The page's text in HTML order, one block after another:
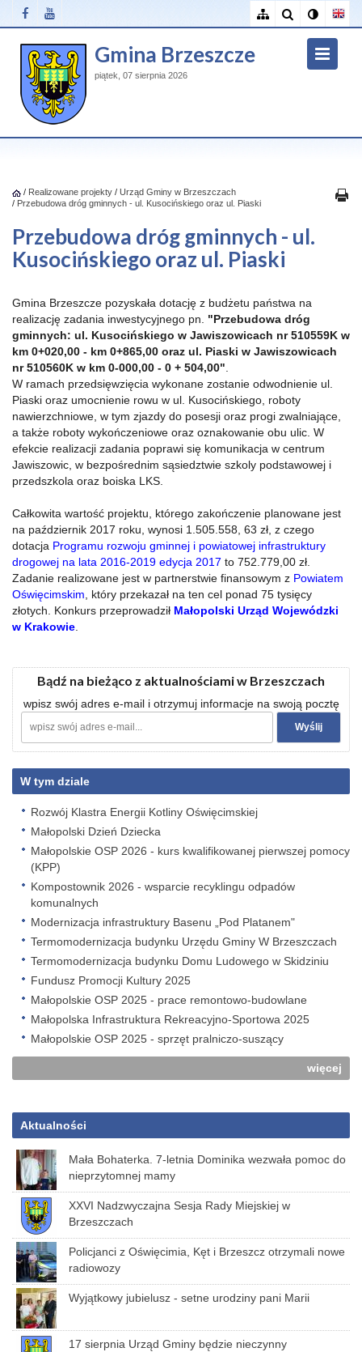
Gmina Brzeszcze
piątek, 07 sierpnia 2026
/ Realizowane projekty / Urząd Gminy w Brzeszczach
/ Przebudowa dróg gminnych - ul. Kusocińskiego oraz ul. Piaski
Przebudowa dróg gminnych - ul.
Kusocińskiego oraz ul. Piaski
Gmina Brzeszcze pozyskała dotację z budżetu państwa na
realizację zadania inwestycyjnego pn. "Przebudowa dróg
gminnych: ul. Kusocińskiego w Jawiszowicach nr 510559K w
km 0+020,00 - km 0+865,00 oraz ul. Piaski w Jawiszowicach
nr 510560K w km 0-000,00 - 0 + 504,00"
W ramach przedsięwzięcia wykonane zostanie odwodnienie ul.
Piaski oraz umocnienie rowu w ul. Kusocińskiego, roboty
nawierzchniowe, w tym zjazdy do posesji oraz progi zwalniające,
a także roboty wykończeniowe oraz oznakowanie obu ulic. W
efekcie realizacji zadania poprawi się komunikacja w centrum
Jawiszowic, w bezpośrednim sąsiedztwie szkoly podstawowej i
przedszkola oraz boiska LKS.
Całkowita wartość projektu, którego zakończenie planowane jest
na październik 2017 roku, wynosi 1.505.558, 63 zł, z czego
dotacja Programu rozwoju gminnej i powiatowej infrastruktury
drogowej na lata 2016-2019 edycja 2017 to 752.779,00 zł.
Zadanie realizowane jest w partnerstwie finansowym z Powiatem
Oświęcimskim , który przekazał na ten cel ponad 75 tysięcy
złotych. Konkurs przeprowadził Małopolski Urząd Wojewódzki
w Krakowie
Bądź na bieżąco z aktualnościami w Brzeszczach
wpisz swój adres e-mail i otrzymuj informacje na swoją pocztę
W tym dziale
Rozwój Klastra Energii Kotliny Oświęcimskiej
Małopolski Dzień Dziecka
Małopolskie OSP 2026 - kurs kwalifikowanej pierwszej pomocy
(KPP)
Kompostownik 2026 - wsparcie recyklingu odpadów
komunalnych
Modernizacja infrastruktury Basenu „Pod Platanem"
Termomodernizacja budynku Urzędu Gminy W Brzeszczach
Termomodernizacja budynku Domu Ludowego w Skidziniu
Fundusz Promocji Kultury 2025
Małopolskie OSP 2025 - prace remontowo-budowlane
Małopolska Infrastruktura Rekreacyjno-Sportowa 2025
Małopolskie OSP 2025 - sprzęt pralniczo-suszący
więcej
Aktualności
Mała Bohaterka. 7-letnia Dominika wezwała pomoc do
nieprzytomnej mamy
XXVI Nadzwyczajna Sesja Rady Miejskiej w
Brzeszczach
Policjanci z Oświęcimia, Kęt i Brzeszcz otrzymali nowe
radiowozy
Wyjątkowy jubielusz - setne urodziny pani Marii
17 sierpnia Urząd Gminy będzie nieczynny